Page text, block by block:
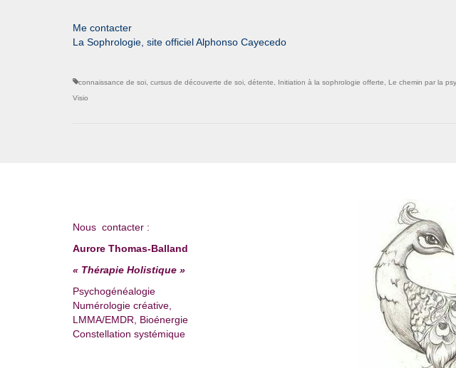
Me contacter
La Sophrologie, site officiel Alphonso Cayecedo
connaissance de soi cursus de découverte de soi détente Initiation à la sophrologie offerte Le chemin par la
Visio
Nous contacter :
Aurore Thomas-Balland
« Thérapie Holistique »
Psychogénéalogie
Numérologie créative,
LMMA/EMDR, Bioénergie
Constellation systémique